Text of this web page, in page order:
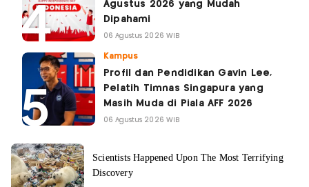
Agustus 2026 yang Mudah
Dipahami
06 Agustus 2026 WIB
Kampus
Profil dan Pendidikan Gavin Lee,
Pelatih Timnas Singapura yang
Masih Muda di Piala AFF 2026
06 Agustus 2026 WIB